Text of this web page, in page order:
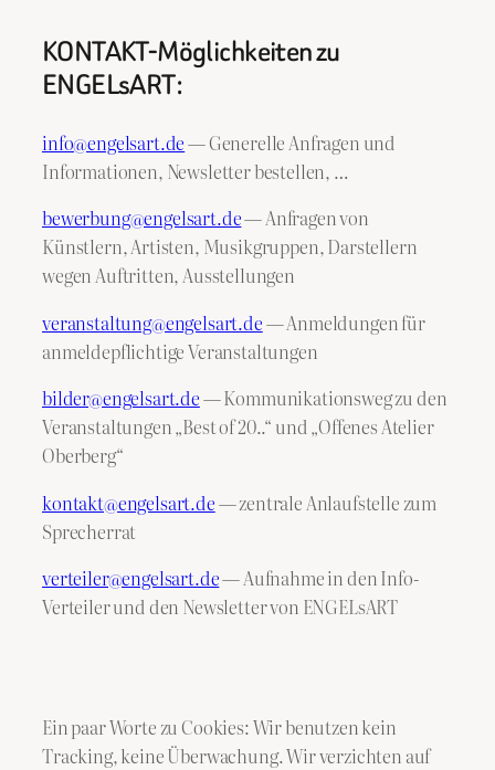
KONTAKT-Möglichkeiten zu
ENGELsART:
info@engelsart.de— Generelle Anfragen und
Informationen, Newsletter bestellen, …
bewerbung@engelsart.de— Anfragen von
Künstlern, Artisten, Musikgruppen, Darstellern
wegen Auftritten, Ausstellungen
veranstaltung@engelsart.de— Anmeldungen für
anmeldepflichtige Veranstaltungen
bilder@engelsart.de— Kommunikationsweg zu den
Veranstaltungen „Best of 20..“ und „Offenes Atelier
Oberberg“
kontakt@engelsart.de— zentrale Anlaufstelle zum
Sprecherrat
verteiler@engelsart.de— Aufnahme in den Info-
Verteiler und den Newsletter von ENGELsART
Ein paar Worte zu Cookies: Wir benutzen kein
Tracking, keine Überwachung. Wir verzichten auf